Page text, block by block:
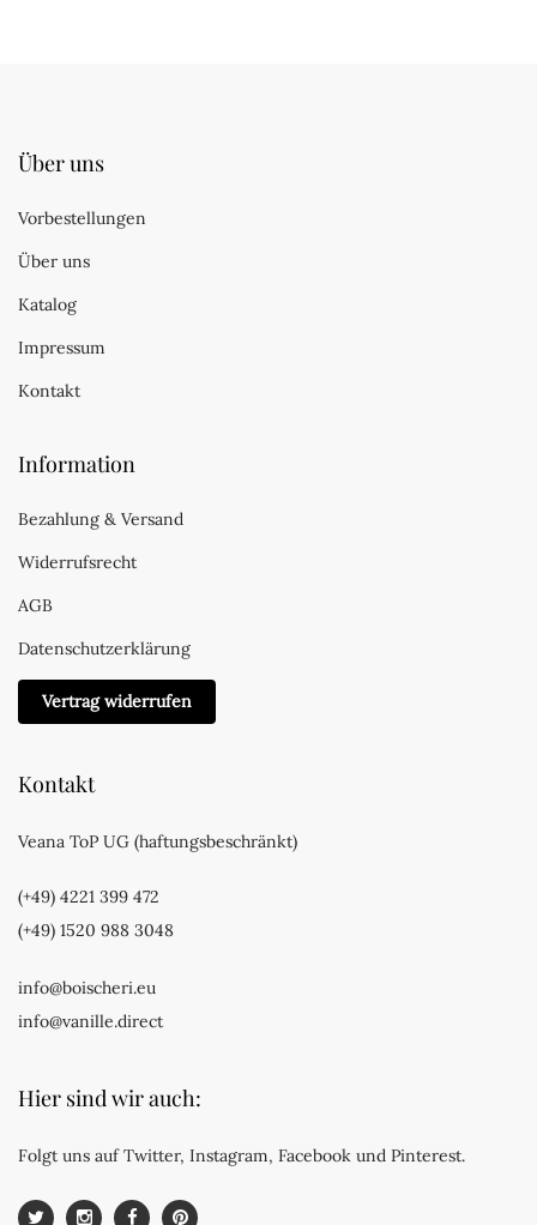
Über uns
Vorbestellungen
Über uns
Katalog
Impressum
Kontakt
Information
Bezahlung & Versand
Widerrufsrecht
AGB
Datenschutzerklärung
Vertrag widerrufen
Kontakt
Veana ToP UG (haftungsbeschränkt)
(+49) 4221 399 472
(+49) 1520 988 3048
info@boischeri.eu
info@vanille.direct
Hier sind wir auch:
Folgt uns auf Twitter, Instagram, Facebook und Pinterest.